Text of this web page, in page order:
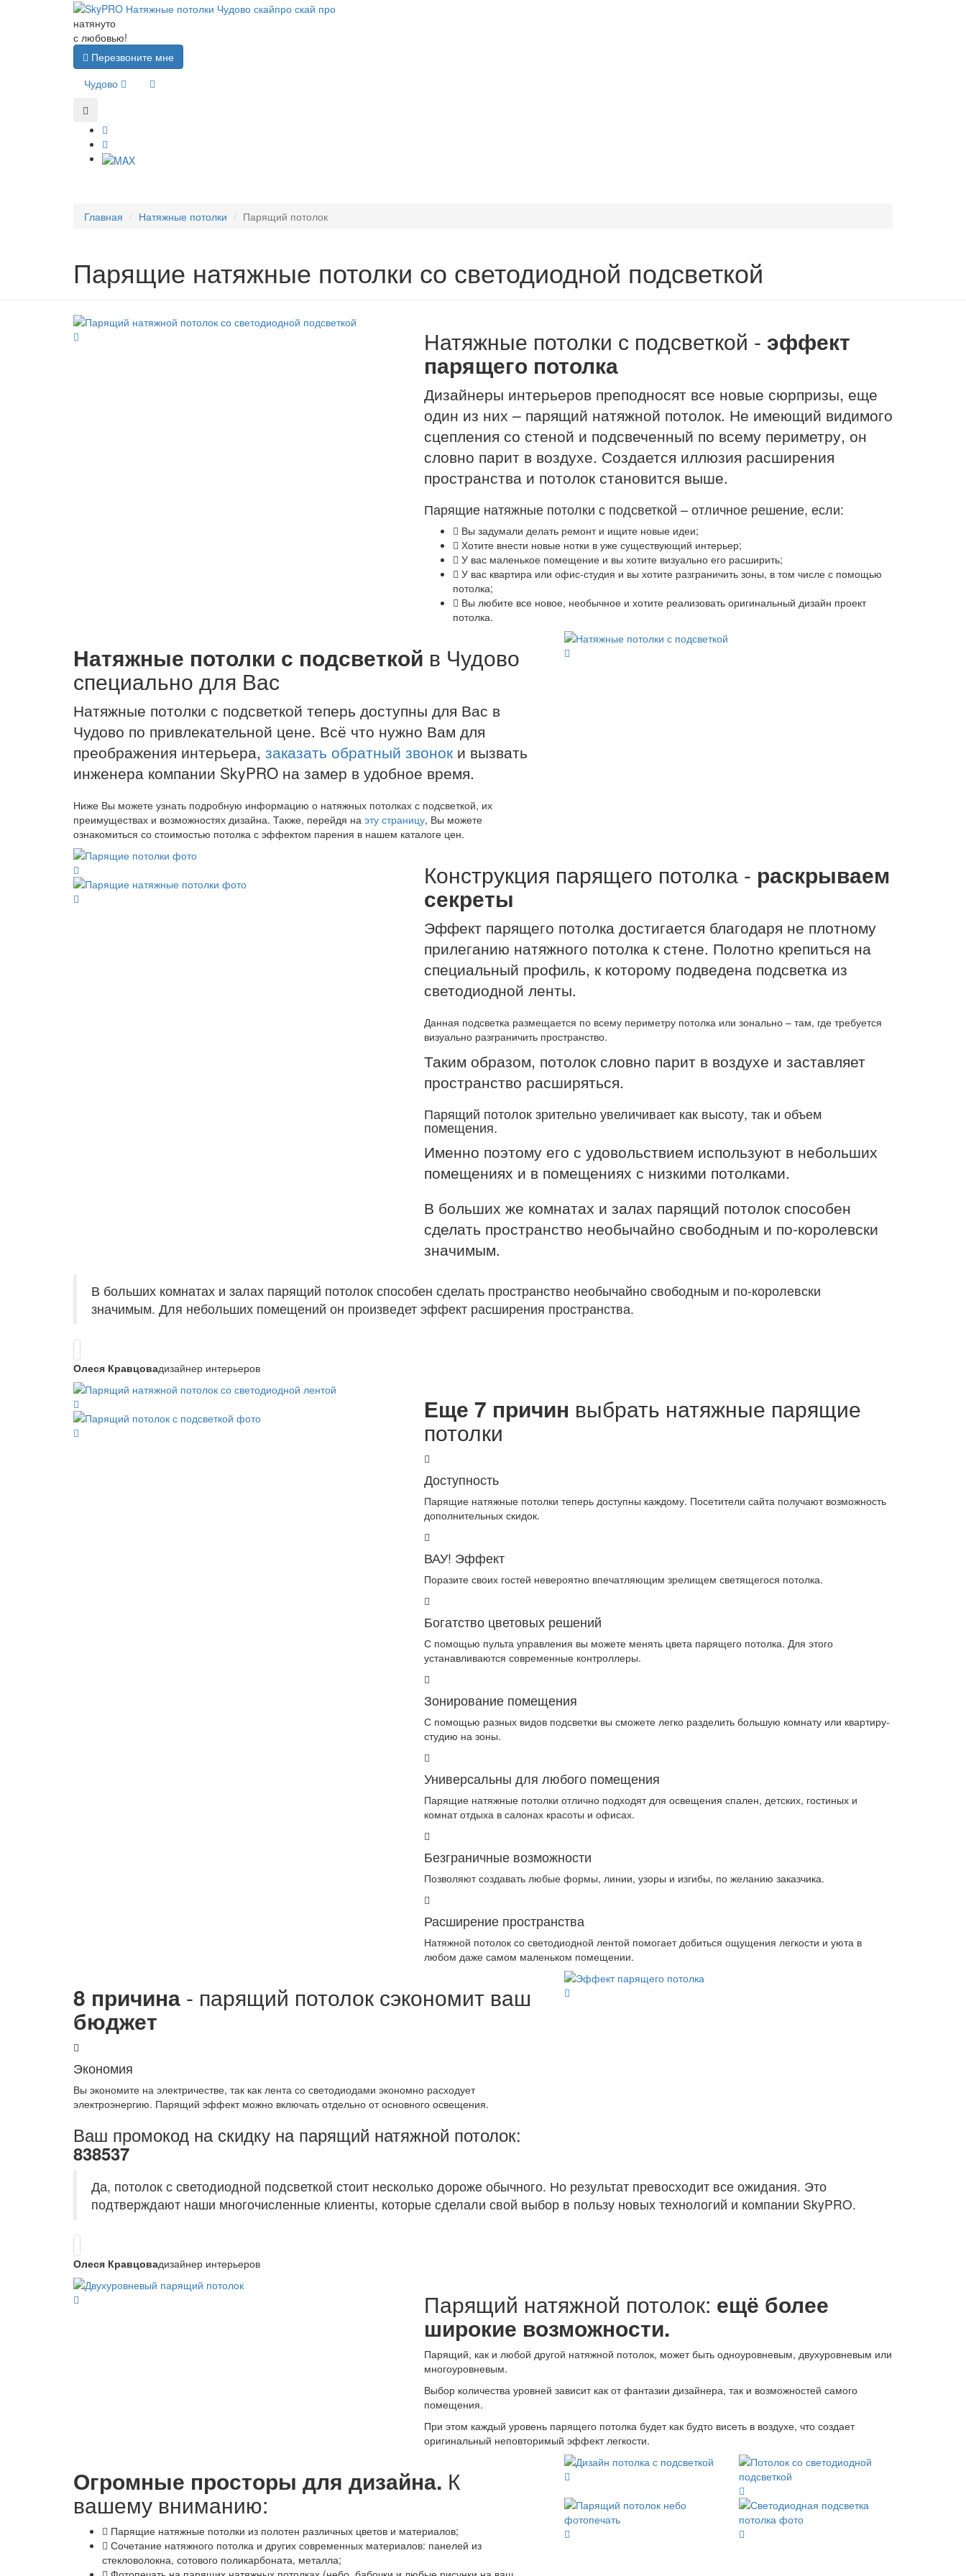
натянуто
с любовью!
Перезвоните мне
Чудово
Главная Натяжные потолки Парящий потолок
Парящие натяжные потолки со светодиодной подсветкой
Натяжные потолки с подсветкой - эффект
парящего потолка
Дизайнеры интерьеров преподносят все новые сюрпризы, еще
один из них – парящий натяжной потолок. Не имеющий видимого
сцепления со стеной и подсвеченный по всему периметру, он
словно парит в воздухе. Создается иллюзия расширения
пространства и потолок становится выше.
Парящие натяжные потолки с подсветкой – отличное решение, если:
Вы задумали делать ремонт и ищите новые идеи;
Хотите внести новые нотки в уже существующий интерьер;
У вас маленькое помещение и вы хотите визуально его расширить;
У вас квартира или офис-студия и вы хотите разграничить зоны, в том числе с помощью
потолка;
Вы любите все новое, необычное и хотите реализовать оригинальный дизайн проект
потолка.
Натяжные потолки с подсветкой в Чудово
специально для Вас
Натяжные потолки с подсветкой теперь доступны для Вас в
Чудово по привлекательной цене. Всё что нужно Вам для
преображения интерьера, заказать обратный звонок и вызвать
инженера компании SkyPRO на замер в удобное время.
Ниже Вы можете узнать подробную информацию о натяжных потолках с подсветкой, их
преимуществах и возможностях дизайна. Также, перейдя на эту страницу, Вы можете
ознакомиться со стоимостью потолка с эффектом парения в нашем каталоге цен.
Конструкция парящего потолка - раскрываем
секреты
Эффект парящего потолка достигается благодаря не плотному
прилеганию натяжного потолка к стене. Полотно крепиться на
специальный профиль, к которому подведена подсветка из
светодиодной ленты.
Данная подсветка размещается по всему периметру потолка или зонально – там, где требуется
визуально разграничить пространство.
Таким образом, потолок словно парит в воздухе и заставляет
пространство расширяться.
Парящий потолок зрительно увеличивает как высоту, так и объем
помещения.
Именно поэтому его с удовольствием используют в небольших
помещениях и в помещениях с низкими потолками.
В больших же комнатах и залах парящий потолок способен
сделать пространство необычайно свободным и по-королевски
значимым.
В больших комнатах и залах парящий потолок способен сделать пространство необычайно свободным и по-королевски
значимым. Для небольших помещений он произведет эффект расширения пространства.
Олеся Кравцовадизайнер интерьеров
Еще 7 причин выбрать натяжные парящие
потолки
Доступность
Парящие натяжные потолки теперь доступны каждому. Посетители сайта получают возможность
дополнительных скидок.
ВАУ! Эффект
Поразите своих гостей невероятно впечатляющим зрелищем светящегося потолка.
Богатство цветовых решений
С помощью пульта управления вы можете менять цвета парящего потолка. Для этого
устанавливаются современные контроллеры.
Зонирование помещения
С помощью разных видов подсветки вы сможете легко разделить большую комнату или квартиру-
студию на зоны.
Универсальны для любого помещения
Парящие натяжные потолки отлично подходят для освещения спален, детских, гостиных и
комнат отдыха в салонах красоты и офисах.
Безграничные возможности
Позволяют создавать любые формы, линии, узоры и изгибы, по желанию заказчика.
Расширение пространства
Натяжной потолок со светодиодной лентой помогает добиться ощущения легкости и уюта в
любом даже самом маленьком помещении.
8 причина - парящий потолок сэкономит ваш
бюджет
Экономия
Вы экономите на электричестве, так как лента со светодиодами экономно расходует
электроэнергию. Парящий эффект можно включать отдельно от основного освещения.
Ваш промокод на скидку на парящий натяжной потолок:
838537
Да, потолок с светодиодной подсветкой стоит несколько дороже обычного. Но результат превосходит все ожидания. Это
подтверждают наши многочисленные клиенты, которые сделали свой выбор в пользу новых технологий и компании SkyPRO.
Олеся Кравцовадизайнер интерьеров
Парящий натяжной потолок: ещё более
широкие возможности.
Парящий, как и любой другой натяжной потолок, может быть одноуровневым, двухуровневым или
многоуровневым.
Выбор количества уровней зависит как от фантазии дизайнера, так и возможностей самого
помещения.
При этом каждый уровень парящего потолка будет как будто висеть в воздухе, что создает
оригинальный неповторимый эффект легкости.
Огромные просторы для дизайна. К
вашему вниманию:
Парящие натяжные потолки из полотен различных цветов и материалов;
Сочетание натяжного потолка и других современных материалов: панелей из
стекловолокна, сотового поликарбоната, металла;